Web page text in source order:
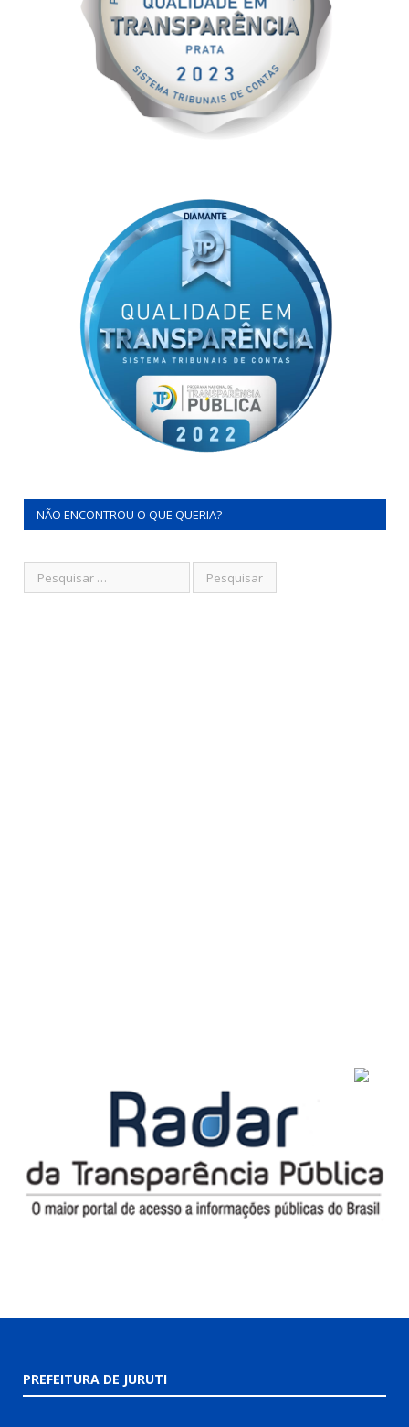
NÃO ENCONTROU O QUE QUERIA?
PREFEITURA DE JURUTI